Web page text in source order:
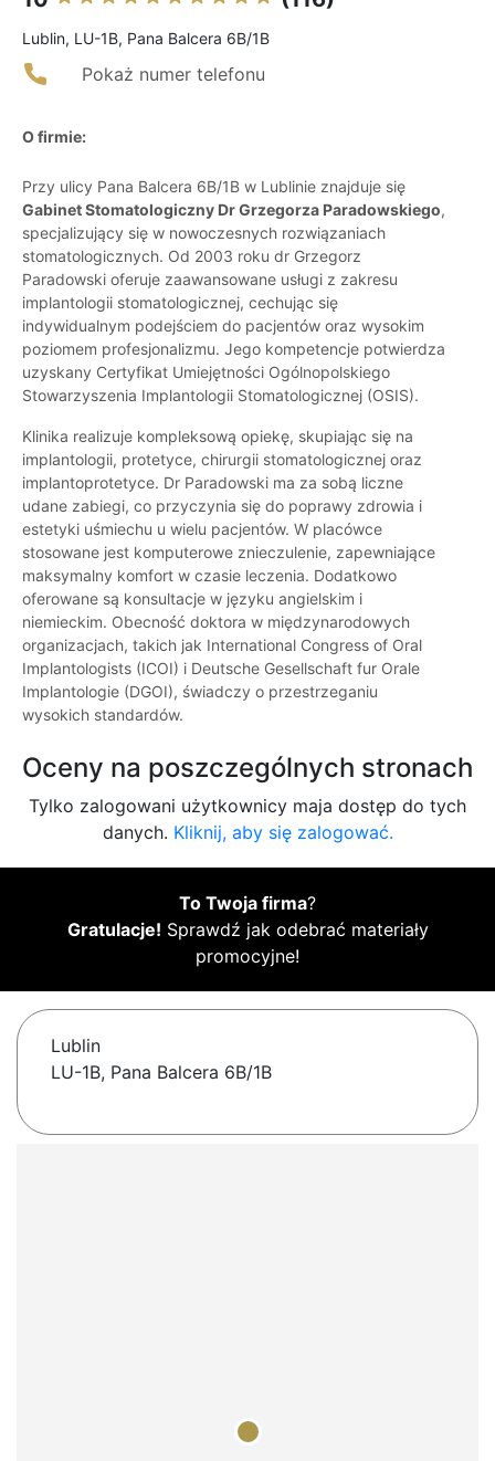
Lublin, LU-1B, Pana Balcera 6B/1B
Pokaż numer telefonu
O firmie:
Przy ulicy Pana Balcera 6B/1B w Lublinie znajduje się
Gabinet Stomatologiczny Dr Grzegorza Paradowskiego,
specjalizujący się w nowoczesnych rozwiązaniach
stomatologicznych. Od 2003 roku dr Grzegorz
Paradowski oferuje zaawansowane usługi z zakresu
implantologii stomatologicznej, cechując się
indywidualnym podejściem do pacjentów oraz wysokim
poziomem profesjonalizmu. Jego kompetencje potwierdza
uzyskany Certyfikat Umiejętności Ogólnopolskiego
Stowarzyszenia Implantologii Stomatologicznej (OSIS).
Klinika realizuje kompleksową opiekę, skupiając się na
implantologii, protetyce, chirurgii stomatologicznej oraz
implantoprotetyce. Dr Paradowski ma za sobą liczne
udane zabiegi, co przyczynia się do poprawy zdrowia i
estetyki uśmiechu u wielu pacjentów. W placówce
stosowane jest komputerowe znieczulenie, zapewniające
maksymalny komfort w czasie leczenia. Dodatkowo
oferowane są konsultacje w języku angielskim i
niemieckim. Obecność doktora w międzynarodowych
organizacjach, takich jak International Congress of Oral
Implantologists (ICOI) i Deutsche Gesellschaft fur Orale
Implantologie (DGOI), świadczy o przestrzeganiu
wysokich standardów.
Oceny na poszczególnych stronach
Tylko zalogowani użytkownicy maja dostęp do tych
danych. Kliknij, aby się zalogować.
To Twoja firma?
Gratulacje! Sprawdź jak odebrać materiały
promocyjne!
Lublin
LU-1B, Pana Balcera 6B/1B